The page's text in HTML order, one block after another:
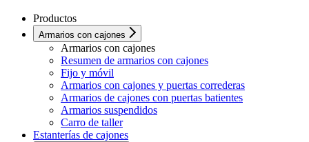
Productos
Armarios con cajones
Armarios con cajones
Resumen de armarios con cajones
Fijo y móvil
Armarios con cajones y puertas correderas
Armarios de cajones con puertas batientes
Armarios suspendidos
Carro de taller
Estanterías de cajones